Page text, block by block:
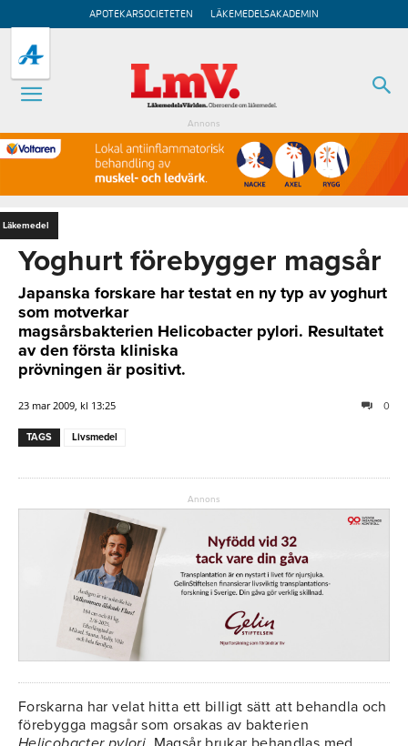
APOTEKARSOCIETETEN LÄKEMEDELSAKADEMIN
Annons
Läkemedel
Yoghurt förebygger magsår
Japanska forskare har testat en ny typ av yoghurt
som motverkar
magsårsbakterien Helicobacter pylori. Resultatet
av den första kliniska
prövningen är positivt.
23 mar 2009, kl 13:25 0
TAGS Livsmedel
Annons
Forskarna har velat hitta ett billigt sätt att behandla och
förebygga magsår som orsakas av bakterien